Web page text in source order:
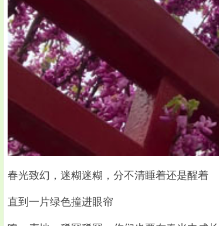
春光致幻，迷糊迷糊，分不清睡着还是醒着
直到一片绿色撞进眼帘